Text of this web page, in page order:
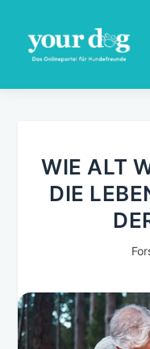
WIE ALT
DIE